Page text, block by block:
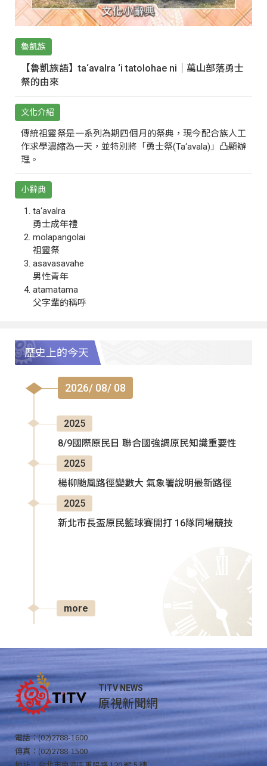
魯凱族
【魯凱族語】ta‘avalra ‘i tatolohae ni｜萬山部落勇士
祭的由來
文化介紹
傳統祖靈祭是一系列為期四個月的祭典，現今配合族人工
作求學濃縮為一天，並特別將「勇士祭(Ta‘avala)」凸顯辦
理。
小辭典
ta‘avalra
勇士成年禮
molapangolai
祖靈祭
asavasavahe
男性青年
atamatama
父字輩的稱呼
歷史上的今天
2026/ 08/ 08
2025
8/9國際原民日 聯合國強調原民知識重要性
2025
楊柳颱風路徑變數大 氣象署說明最新路徑
2025
新北市長盃原民籃球賽開打 16隊同場競技
more
TITV NEWS
原視新聞網
電話：(02)2788-1600
傳真：(02)2788-1500